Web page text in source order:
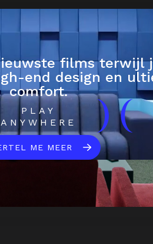
films terwijl
end design en
comfort.
PLAY
ANYWHERE
)(
ME MEER